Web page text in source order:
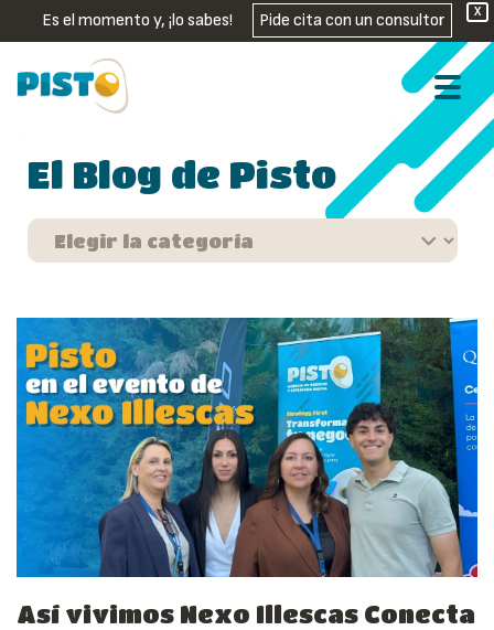
X
Es el momento y, ¡lo sabes! Pide cita con un consultor
El Blog de Pisto
Así vivimos Nexo Illescas Conecta